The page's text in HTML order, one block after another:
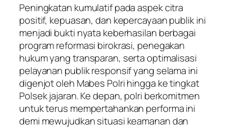
Peningkatan kumulatif pada aspek citra
positif, kepuasan, dan kepercayaan publik ini
menjadi bukti nyata keberhasilan berbagai
program reformasi birokrasi, penegakan
hukum yang transparan, serta optimalisasi
pelayanan publik responsif yang selama ini
digenjot oleh Mabes Polri hingga ke tingkat
Polsek jajaran. Ke depan, polri berkomitmen
untuk terus mempertahankan performa ini
demi mewujudkan situasi keamanan dan